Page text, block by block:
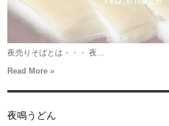
夜売りそばとは・・・ 夜...
Read More »
夜鳴うどん